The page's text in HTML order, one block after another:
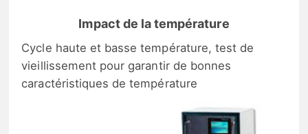
Impact de la température
Cycle haute et basse température, test de
vieillissement pour garantir de bonnes
caractéristiques de température